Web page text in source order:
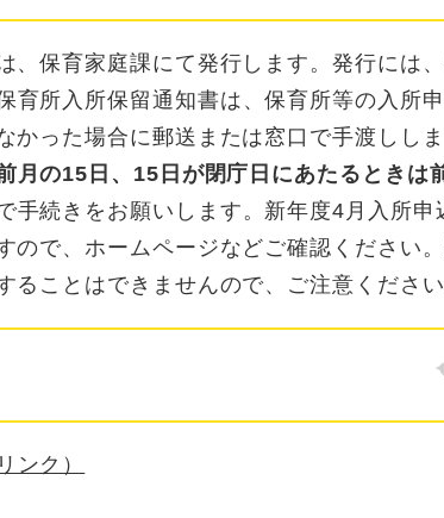
保育家庭課にて発行します。発行には、
育所入所保留通知書は、保育所等の入所
かった場合に郵送または窓口で手渡しし
月の15日、15日が閉庁日にあたるときは
手続きをお願いします。新年度4月入所申
ので、ホームページなどご確認ください
ることはできませんので、ご注意ください
ンク）